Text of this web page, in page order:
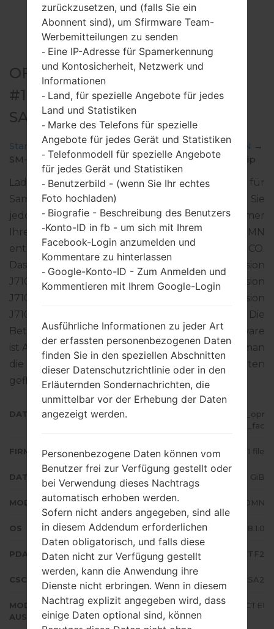
OFFIZIELLER FIRMWARE
#176001 FÜR SM-J710MN -
SAMSUNGGALAXY J7 2016
Startseite →Galaxy J7 2016 → SamsungSM-J710MN →
SM-J710MN_1_20200818134804_oprec9ye3h_fac.zip
Laden Sie das neueste Firmware-Update für
Samsung Galaxy J7 2016 herunter. Vergessen Sie
jedoch nicht zu überprüfen, ob die Modellnummer
Ihres Smartphones dem angegebenen SM-J710MN
entspricht. Der Firmware-Code MAO ist für MEXICO.
Das Produkt wird mit der PDA-Version
J710MNVJS4CTF2 und CSC-Version
J710MNUUB4CSA2, MODEM-Version
J710MNUBS4CTE1 geliefert. Die
Betriebssystemversion der angegebenen Firmware
ist Android Oreo 8.1.0. Detalierte Anleitung, wie man
die Standart - Firmware auf Samsung-Geräten
geflascht wird,gibt es hier
DATEINAME
SM-J710MN_1_20200818134804_opr
ec9ye3h_fac
FIRMWARE TYP 1 file
DATEIGRÖSSE 2.11 GiB
MODELL Samsung SM-J710MN
OS Android Oreo 8.1.0
PDA/AP AUSFÜHRUNG J710MNVJS4CTF2
CSC AUSFÜHRUNG J710MNUUB4CSA2
MODEM/CP
AUSFÜHRUNG
J710MNUBS4CTE1
zurückzusetzen, und (falls Sie ein
Abonnent sind), um Sfirmware Team-
Werbemitteilungen zu senden
- Eine IP-Adresse für Spamerkennung
und Kontosicherheit, Netzwerk und
Informationen
- Land, für spezielle Angebote für jedes
Land und Statistiken
- Marke des Telefons für spezielle
Angebote für jedes Gerät und Statistiken
- Telefonmodell für spezielle Angebote
für jedes Gerät und Statistiken
- Benutzerbild - (wenn Sie Ihr echtes
Foto hochladen)
- Biografie - Beschreibung des Benutzers
-Konto-ID in fb - um sich mit Ihrem
Facebook-Login anzumelden und
Kommentare zu hinterlassen
- Google-Konto-ID - Zum Anmelden und
Kommentieren mit Ihrem Google-Login
Ausführliche Informationen zu jeder Art
der erfassten personenbezogenen Daten
finden Sie in den speziellen Abschnitten
dieser Datenschutzrichtlinie oder in den
Erläuternden Sondernachrichten, die
unmittelbar vor der Erhebung der Daten
angezeigt werden.
Personenbezogene Daten können vom
Benutzer frei zur Verfügung gestellt oder
bei Verwendung dieses Nachtrags
automatisch erhoben werden.
Sofern nicht anders angegeben, sind alle
in diesem Addendum erforderlichen
Daten obligatorisch, und falls diese
Daten nicht zur Verfügung gestellt
werden, kann die Anwendung ihre
Dienste nicht erbringen. Wenn in diesem
Nachtrag explizit angegeben wird, dass
einige Daten optional sind, können